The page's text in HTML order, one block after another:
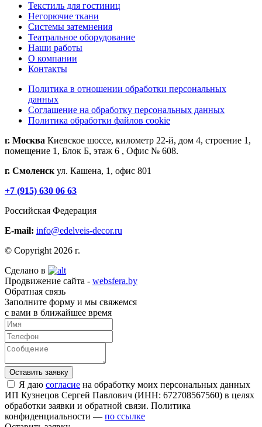
Текстиль для гостиниц
Негорючие ткани
Системы затемнения
Театральное оборудование
Наши работы
О компании
Контакты
Политика в отношении обработки персональных
данных
Соглашение на обработку персональных данных
Политика обработки файлов cookie
г. Москва Киевское шоссе, километр 22-й, дом 4, строение 1,
помещение 1, Блок Б, этаж 6 , Офис № 608.
г. Смоленскул. Кашена, 1, офис 801
+7 (915) 630 06 63
Российская Федерация
E-mail: info@edelveis-decor.ru
© Copyright 2026 г.
Сделано в
Продвижение сайта - websfera.by
Обратная связь
Заполните форму и мы свяжемся
с вами в ближайшее время
Я даю согласие на обработку моих персональных данных
ИП Кузнецов Сергей Павлович (ИНН: 672708567560) в целях
обработки заявки и обратной связи. Политика
конфиденциальности — по ссылке